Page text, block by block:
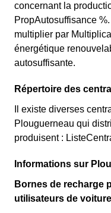
concernant la
PropAutosuffisance
multiplier par
énergétique
autosuffisante.
Répertoire des
Il existe diverses
Plouguerneau qui
produisent :
Informations sur
Bornes de recharge
utilisateurs de